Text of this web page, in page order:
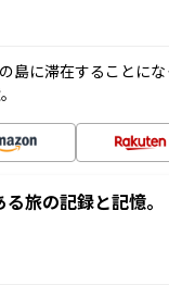
島に滞在することに
旅の記録と記憶